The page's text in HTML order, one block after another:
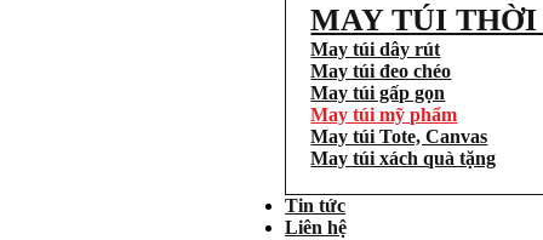
MAY TÚI
May túi dây rút
May túi đeo chéo
May túi gấp gọn
May túi mỹ phẩm
May túi Tote, Canvas
May túi xách quà tặng
Tin tức
Liên hệ